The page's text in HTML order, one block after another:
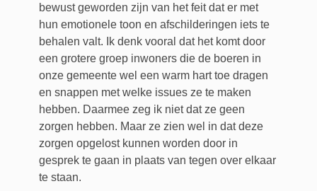
bewust geworden zijn van het feit dat er met
hun emotionele toon en afschilderingen iets te
behalen valt. Ik denk vooral dat het komt door
een grotere groep inwoners die de boeren in
onze gemeente wel een warm hart toe dragen
en snappen met welke issues ze te maken
hebben. Daarmee zeg ik niet dat ze geen
zorgen hebben. Maar ze zien wel in dat deze
zorgen opgelost kunnen worden door in
gesprek te gaan in plaats van tegen over elkaar
te staan.